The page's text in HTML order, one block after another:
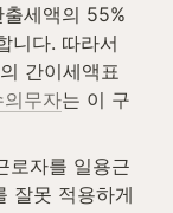
세액의 55%
니다. 따라서
간이세액표
의무자는 이 구
로자를 일용근
잘못 적용하게